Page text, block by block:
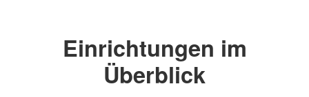
Einrichtungen im
Überblick